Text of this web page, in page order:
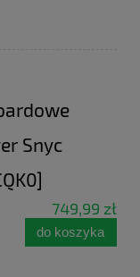
Snyc
749,99 zł
do koszyka